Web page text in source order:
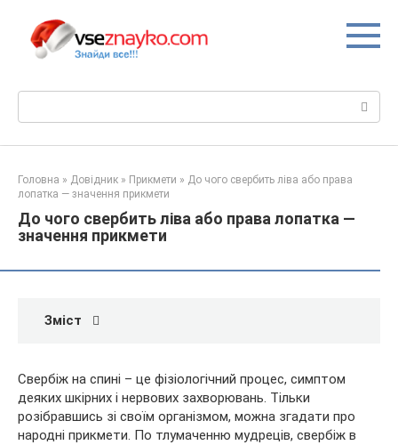
вмісту
Головна » Довідник » Прикмети » До чого свербить ліва або права
лопатка — значення прикмети
До чого свербить ліва або права лопатка —
значення прикмети
Зміст
Свербіж на спині – це фізіологічний процес, симптом
деяких шкірних і нервових захворювань. Тільки
розібравшись зі своїм організмом, можна згадати про
народні прикмети. По тлумаченню мудреців, свербіж в